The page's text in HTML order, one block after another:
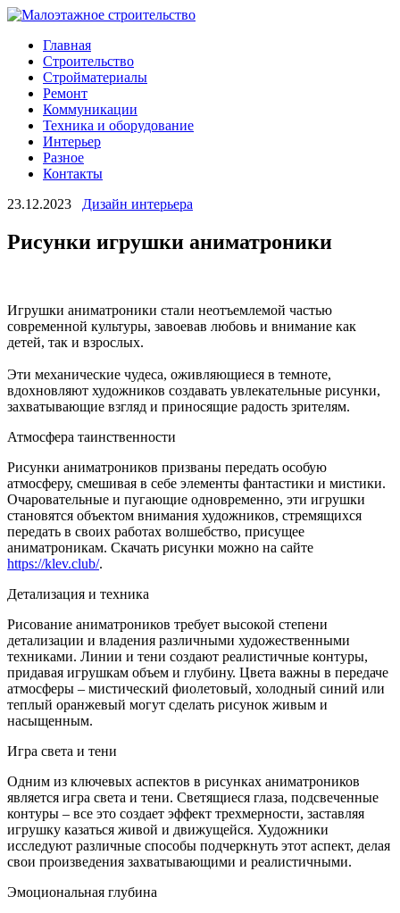
Главная
Строительство
Стройматериалы
Ремонт
Коммуникации
Техника и оборудование
Интерьер
Разное
Контакты
23.12.2023
Дизайн интерьера
Рисунки игрушки аниматроники
Игрушки аниматроники стали неотъемлемой частью
современной культуры, завоевав любовь и внимание как
детей, так и взрослых.
Эти механические чудеса, оживляющиеся в темноте,
вдохновляют художников создавать увлекательные рисунки,
захватывающие взгляд и приносящие радость зрителям.
Атмосфера таинственности
Рисунки аниматроников призваны передать особую
атмосферу, смешивая в себе элементы фантастики и мистики.
Очаровательные и пугающие одновременно, эти игрушки
становятся объектом внимания художников, стремящихся
передать в своих работах волшебство, присущее
аниматроникам. Скачать рисунки можно на сайте
https://klev.club/.
Детализация и техника
Рисование аниматроников требует высокой степени
детализации и владения различными художественными
техниками. Линии и тени создают реалистичные контуры,
придавая игрушкам объем и глубину. Цвета важны в передаче
атмосферы – мистический фиолетовый, холодный синий или
теплый оранжевый могут сделать рисунок живым и
насыщенным.
Игра света и тени
Одним из ключевых аспектов в рисунках аниматроников
является игра света и тени. Светящиеся глаза, подсвеченные
контуры – все это создает эффект трехмерности, заставляя
игрушку казаться живой и движущейся. Художники
исследуют различные способы подчеркнуть этот аспект, делая
свои произведения захватывающими и реалистичными.
Эмоциональная глубина